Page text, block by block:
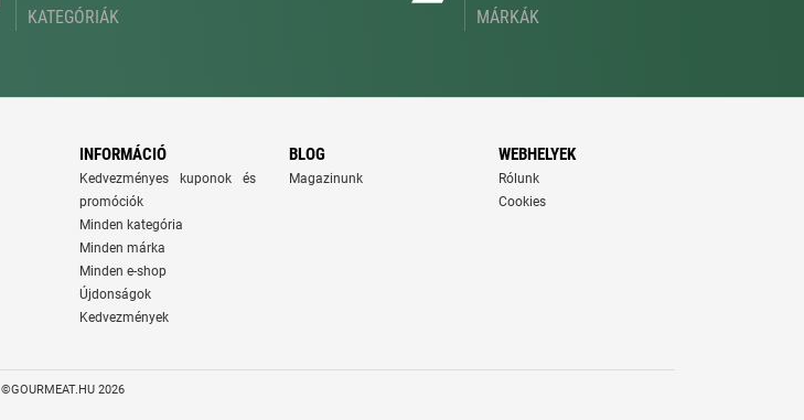
KATEGÓRIÁK MÁRKÁK
INFORMÁCIÓ
Kedvezményes kuponok és
promóciók
Minden kategória
Minden márka
Minden e-shop
Újdonságok
Kedvezmények
BLOG
Magazinunk
WEBHELYEK
Rólunk
Cookies
©GOURMEAT.HU 2026